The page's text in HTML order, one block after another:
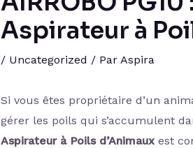
Aspirateur à
/ Uncategorized / Par Aspira
Si vous êtes propriétaire d’un
gérer les poils qui s’accumulent
Aspirateur à Poils d’Animaux est